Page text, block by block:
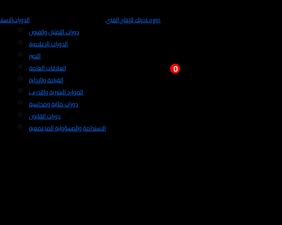
الدورات
دورات التمثيل والفنون
الدورات الإعلامية
التميز
العلاقات العامة
القيادة والإدارة
الموارد البشرية والتدريب
دورات مالية ومحاسبة
دورات القانون
الاستدامة والمسؤولية المجتمعية
حرتك للإنتاج الفنيLogin
0